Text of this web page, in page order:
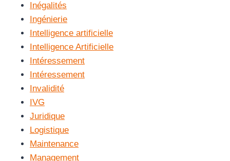
Inégalités
Ingénierie
Intelligence artificielle
Intelligence Artificielle
Intéressement
Intéressement
Invalidité
IVG
Juridique
Logistique
Maintenance
Management